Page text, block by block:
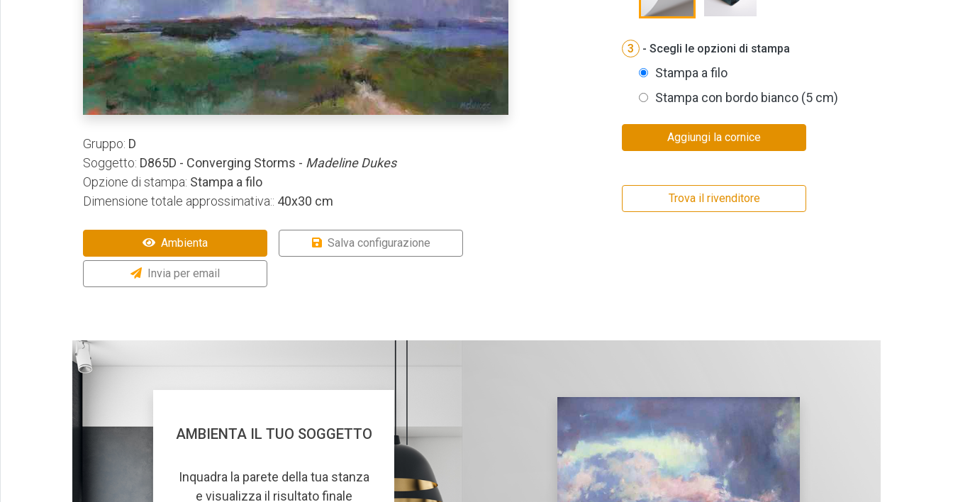
Gruppo: D
Soggetto: D865D - Converging Storms - Madeline Dukes
Opzione di stampa: Stampa a filo
Dimensione totale approssimativa:: 40x30 cm
Ambienta Salva configurazione
Invia per email
3 - Scegli le opzioni di stampa
Stampa a filo
Stampa con bordo bianco (5 cm)
Aggiungi la cornice
Trova il rivenditore
AMBIENTA IL TUO SOGGETTO
Inquadra la parete della tua stanza
e visualizza il risultato finale